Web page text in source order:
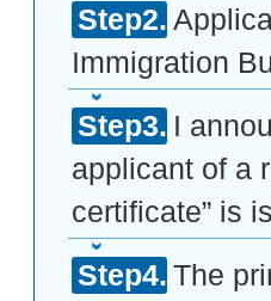
Immigration
I
applicant of a
certificate” is
The